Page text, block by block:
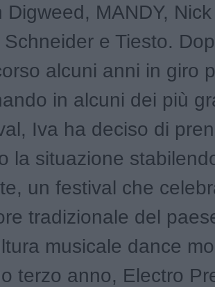
Digweed, MANDY,
Schneider e Tiesto.
alcuni anni in giro
in alcuni dei più
Iva ha deciso di
la situazione
un festival che
tradizionale del
musicale dance
terzo anno, Electro